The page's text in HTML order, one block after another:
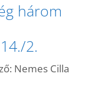
három
2.
Nemes Cilla